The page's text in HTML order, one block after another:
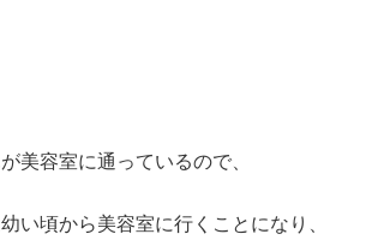
美容室に通っているので、
い頃から美容室に行くことになり、